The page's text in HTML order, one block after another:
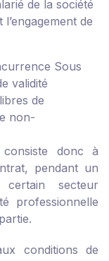
de la société
de
Sous
validité
de
non-
donc à
pendant un
secteur
professionnelle
conditions de